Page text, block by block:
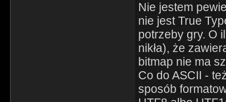
Nie jestem
nie jest True
potrzeby gry. O
nikła), że
bitmap nie ma
Co do ASCII -
sposób